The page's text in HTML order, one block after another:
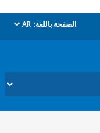
باللغة: AR
dropdown